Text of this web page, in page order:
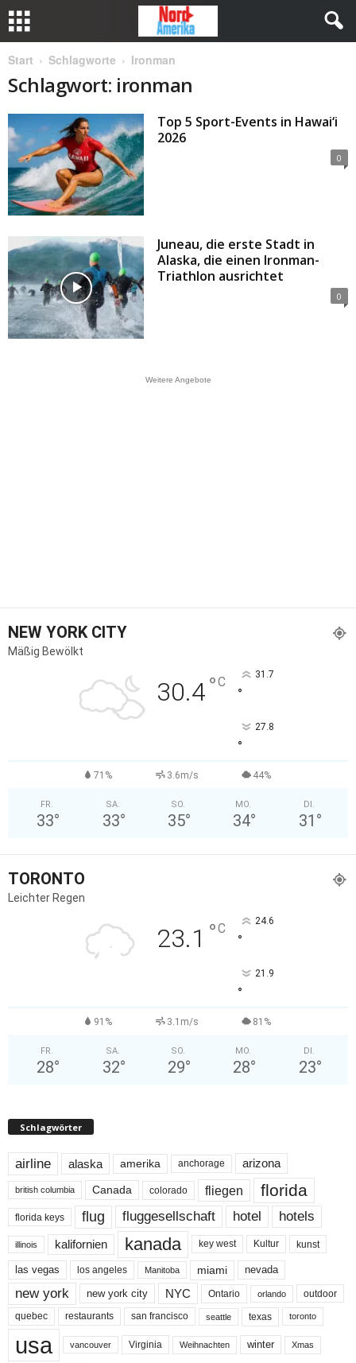
Start Schlagworte Ironman
Schlagwort: ironman
Top 5 Sport-Events in Hawai‘i
2026
0
Juneau, die erste Stadt in
Alaska, die einen Ironman-
Triathlon ausrichtet
0
Weitere Angebote
NEW YORK CITY
Mäßig Bewölkt
30.4°C 31.7
°
27.8
°
71% 3.6m/s 44%
FR.
33°
SA.
33°
SO.
35°
MO.
34°
DI.
31 °
TORONTO
Leichter Regen
23.1 °C 24.6
°
21.9
°
91% 3.1m/s 81%
FR.
28°
SA.
32°
SO.
29°
MO.
28°
DI.
23°
Schlagwörter
airline alaska amerika anchorage arizona
british columbia Canada colorado fliegen florida
florida keys flug fluggesellschaft hotel hotels
illinois kalifornien kanada key west Kultur kunst
las vegas los angeles Manitoba miami nevada
new york new york city NYC Ontario orlando outdoor
quebec restaurants san francisco seattle texas toronto
usa vancouver Virginia Weihnachten winter Xmas